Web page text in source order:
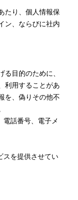
たり、個人情報保
ン、ならびに社内
目的のために、
利用することがあ
を、偽りその他不
話番号、電子メ
スを提供させてい